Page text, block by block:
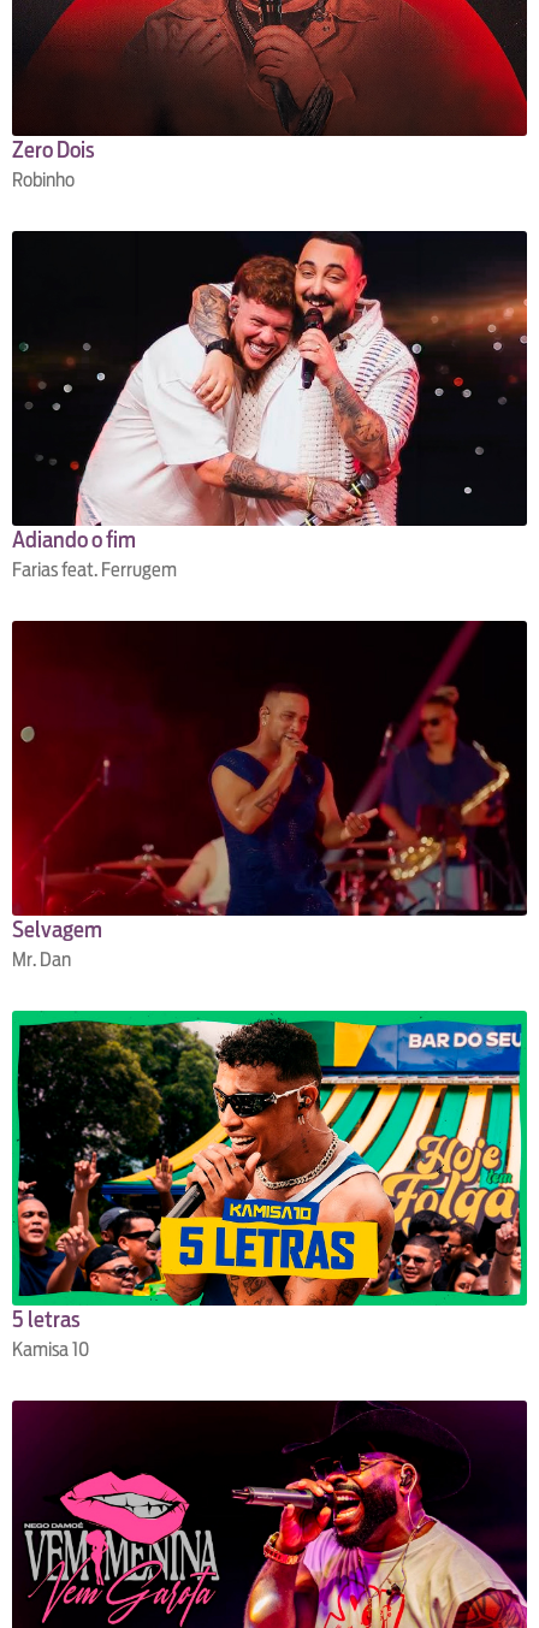
Zero Dois
Robinho
Adiando o fim
Farias feat. Ferrugem
Selvagem
Mr. Dan
5 letras
Kamisa 10